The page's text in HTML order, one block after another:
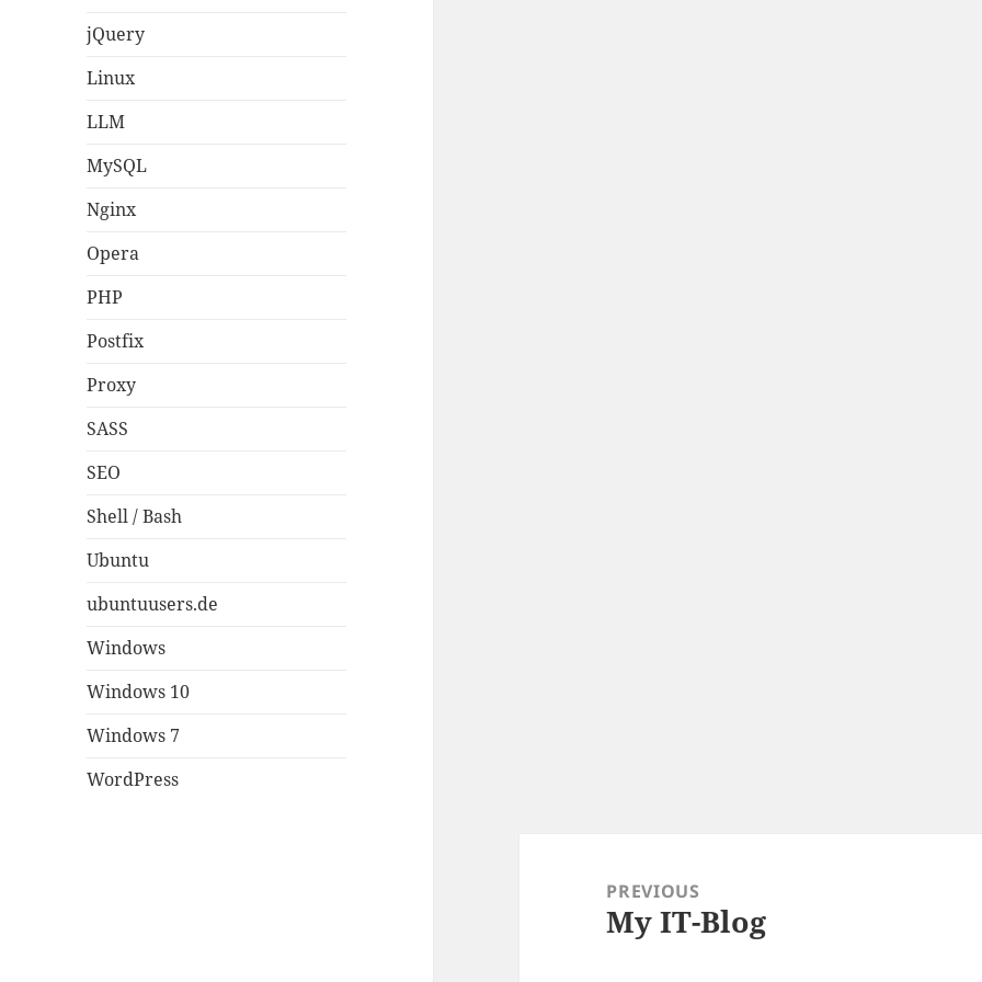
jQuery
Linux
LLM
MySQL
Nginx
Opera
PHP
Postfix
Proxy
SASS
SEO
Shell / Bash
Ubuntu
ubuntuusers.de
Windows
Windows 10
Windows 7
WordPress
navigationPREVIOUS
Previous
My IT-Blog